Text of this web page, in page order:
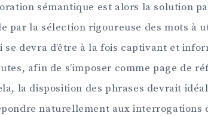
sémantique est alors la solution
par la sélection rigoureuse des mots à
se devra d’être à la fois captivant et
afin de s’imposer comme page de
la disposition des phrases devrait
naturellement aux interrogations